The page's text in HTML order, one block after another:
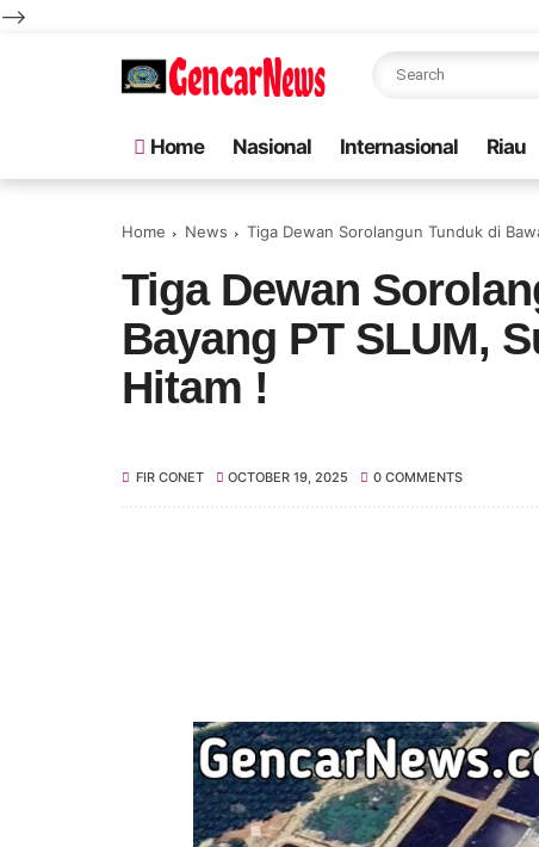
-->
Home Nasional Internasional Riau
Home News Tiga Dewan Sorolangun Tunduk di
Tiga Dewan
Bayang PT SLUM,
Hitam !
FIR CONET OCTOBER 19, 2025 0 COMMENTS